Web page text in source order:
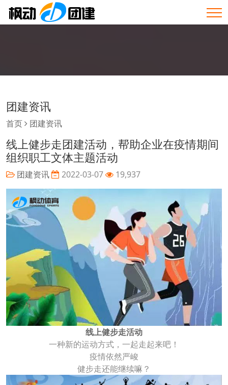
团建资讯
首页 团建资讯
线上健步走团建活动，帮助企业在疫情期间
组织职工文体主题活动
团建资讯 2022-03-07 19,937
线上健步走活动
一种新的运动方式，一起走起来吧！
疫情依然严峻
健步走还能继续嘛？